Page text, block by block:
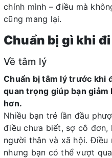
chính mình – điều mà
cũng mang lại.
Chuẩn bị gì khi
Về tâm lý
Chuẩn bị tâm lý trước khi
quan trọng giúp bạn giảm
hơn.
Nhiều bạn trẻ lần đầu
điều chưa biết, sợ cô đơn,
người thân và xã hội. Điều
nhưng bạn có thể vượt